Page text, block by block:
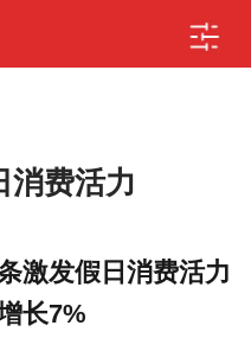
消费活力
激发假日消费活力
长7%